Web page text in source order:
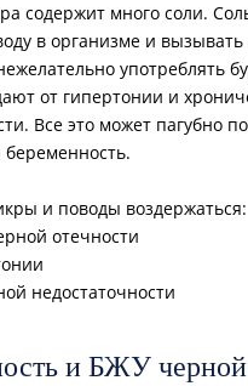
содержит много соли.
в организме и
употреблять
от гипертонии и
Все это может пагубно
и поводы воздержаться:
отечности
недостаточности
и БЖУ